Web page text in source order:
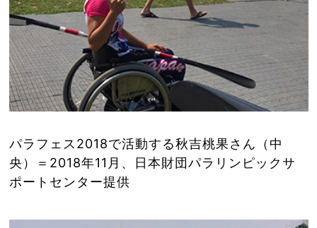
パラフェス2018で活動する秋吉桃果さん（中
央）＝2018年11月、日本財団パラリンピックサ
ポートセンター提供